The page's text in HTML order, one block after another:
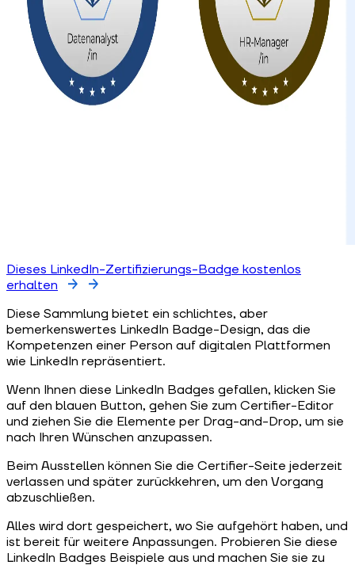
Dieses LinkedIn-Zertifizierungs-Badge kostenlos
erhalten
Diese Sammlung bietet ein schlichtes, aber
bemerkenswertes LinkedIn Badge-Design, das die
Kompetenzen einer Person auf digitalen Plattformen
wie LinkedIn repräsentiert.
Wenn Ihnen diese LinkedIn Badges gefallen, klicken Sie
auf den blauen Button, gehen Sie zum Certifier-Editor
und ziehen Sie die Elemente per Drag-and-Drop, um sie
nach Ihren Wünschen anzupassen.
Beim Ausstellen können Sie die Certifier-Seite jederzeit
verlassen und später zurückkehren, um den Vorgang
abzuschließen.
Alles wird dort gespeichert, wo Sie aufgehört haben, und
ist bereit für weitere Anpassungen. Probieren Sie diese
LinkedIn Badges Beispiele aus und machen Sie sie zu